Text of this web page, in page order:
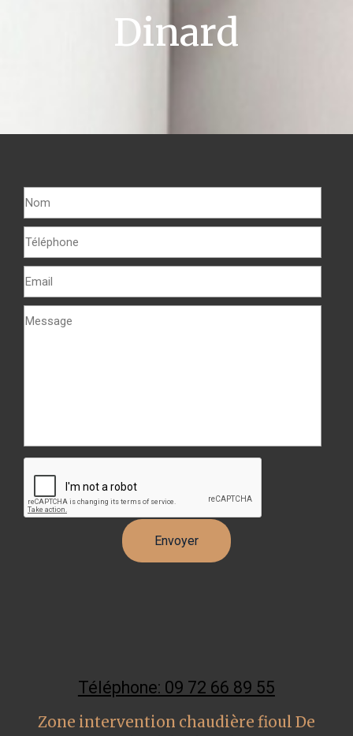
Dinard
Téléphone: 09 72 66 89 55
Zone intervention chaudière fioul De